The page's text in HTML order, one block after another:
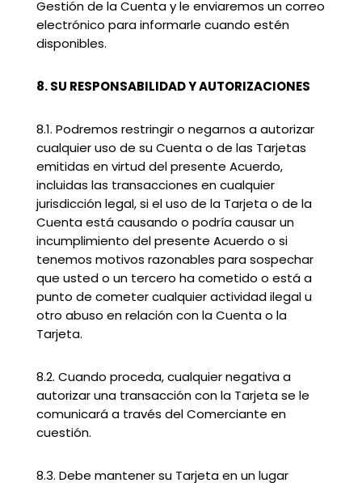
Gestión de la Cuenta y le enviaremos un correo
electrónico para informarle cuando estén
disponibles.
8. SU RESPONSABILIDAD Y AUTORIZACIONES
8.1. Podremos restringir o negarnos a autorizar
cualquier uso de su Cuenta o de las Tarjetas
emitidas en virtud del presente Acuerdo,
incluidas las transacciones en cualquier
jurisdicción legal, si el uso de la Tarjeta o de la
Cuenta está causando o podría causar un
incumplimiento del presente Acuerdo o si
tenemos motivos razonables para sospechar
que usted o un tercero ha cometido o está a
punto de cometer cualquier actividad ilegal u
otro abuso en relación con la Cuenta o la
Tarjeta.
8.2. Cuando proceda, cualquier negativa a
autorizar una transacción con la Tarjeta se le
comunicará a través del Comerciante en
cuestión.
8.3. Debe mantener su Tarjeta en un lugar